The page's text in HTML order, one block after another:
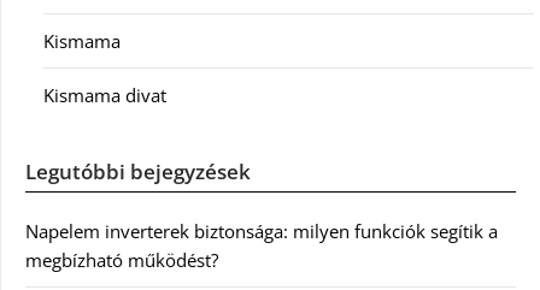
Kismama
Kismama divat
Legutóbbi bejegyzések
Napelem inverterek biztonsága: milyen funkciók segítik a
megbízható működést?